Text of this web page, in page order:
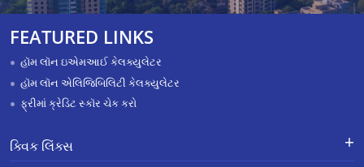
FEATURED LINKS
હૉમ લૉન ઇએમઆઈ કેલક્યુલેટર
હૉમ લૉન એલિજિબિલિટી કેલક્યુલેટર
ફ્રીમાં ક્રેડિટ સ્કૉર ચેક કરો
ક્વિક લિંક્સ